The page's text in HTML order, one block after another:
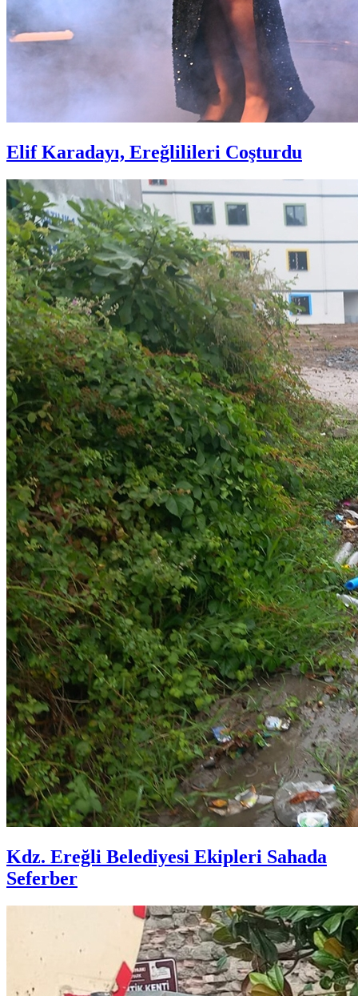
Elif Karadayı, Ereğlilileri Coşturdu
Kdz. Ereğli Belediyesi Ekipleri Sahada
Seferber